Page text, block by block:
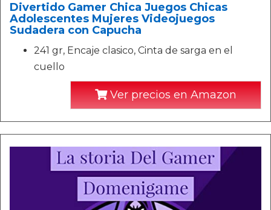
Divertido Gamer Chica Juegos Chicas
Adolescentes Mujeres Videojuegos
Sudadera con Capucha
241 gr, Encaje clasico, Cinta de sarga en el
cuello
Ver precios en Amazon